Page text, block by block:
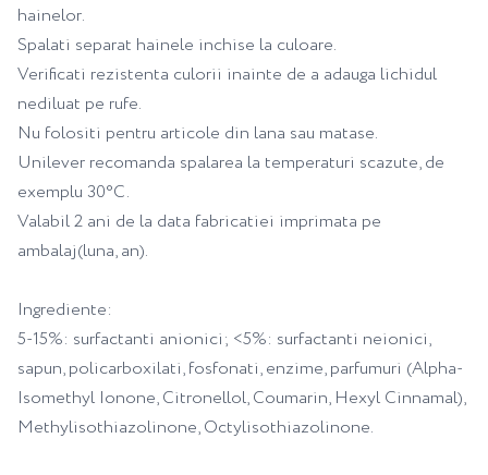
hainelor.
Spalati separat hainele inchise la culoare.
Verificati rezistenta culorii inainte de a adauga lichidul
nediluat pe rufe.
Nu folositi pentru articole din lana sau matase.
Unilever recomanda spalarea la temperaturi scazute, de
exemplu 30°C.
Valabil 2 ani de la data fabricatiei imprimata pe
ambalaj(luna, an).
Ingrediente:
5-15%: surfactanti anionici; <5%: surfactanti neionici,
sapun, policarboxilati, fosfonati, enzime, parfumuri (Alpha-
Isomethyl Ionone, Citronellol, Coumarin, Hexyl Cinnamal),
Methylisothiazolinone, Octylisothiazolinone.